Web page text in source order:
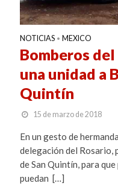
NOTICIAS • MEXICO
Bomberos
una unidad a
Quintín
15 de marzo de 2018
En un gesto de
delegación del Rosario,
de San Quintín, para
puedan […]